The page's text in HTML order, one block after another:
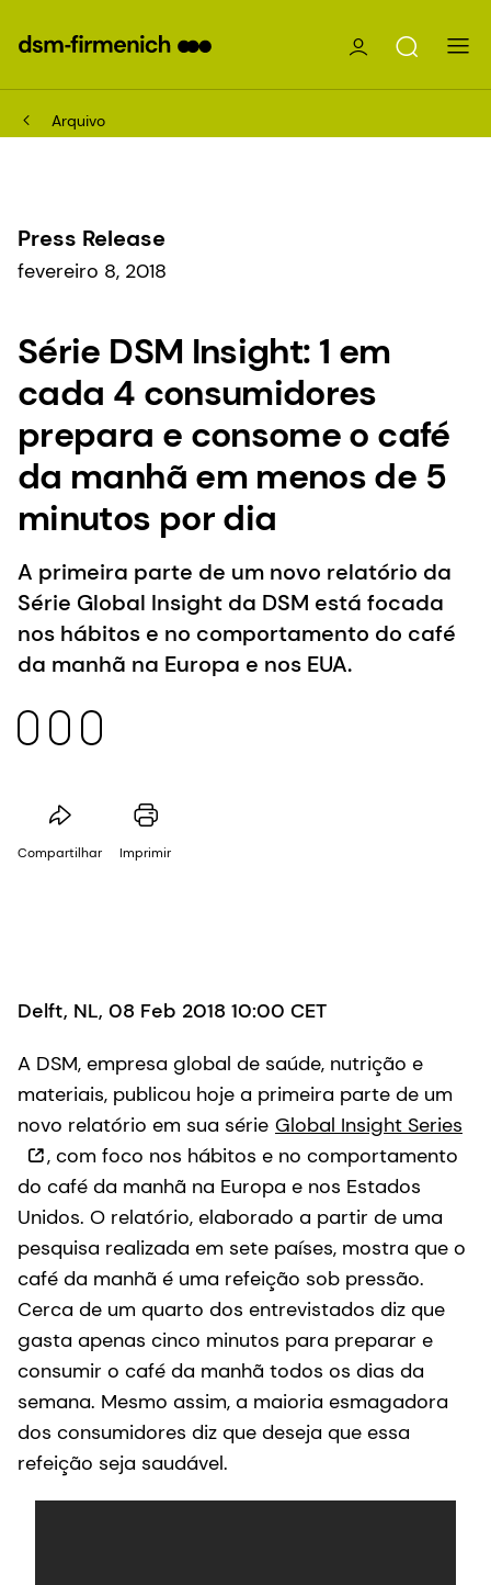
Arquivo
Press Release
fevereiro 8, 2018
Série DSM Insight: 1 em
cada 4 consumidores
prepara e consome o café
da manhã em menos de 5
minutos por dia
A primeira parte de um novo relatório da
Série Global Insight da DSM está focada
nos hábitos e no comportamento do café
da manhã na Europa e nos EUA.
Compartilhar Imprimir
Delft, NL, 08 Feb 2018 10:00 CET
A DSM, empresa global de saúde, nutrição e
materiais, publicou hoje a primeira parte de um
novo relatório em sua série Global Insight Series
, com foco nos hábitos e no comportamento
do café da manhã na Europa e nos Estados
Unidos. O relatório, elaborado a partir de uma
pesquisa realizada em sete países, mostra que o
café da manhã é uma refeição sob pressão.
Cerca de um quarto dos entrevistados diz que
gasta apenas cinco minutos para preparar e
consumir o café da manhã todos os dias da
semana. Mesmo assim, a maioria esmagadora
dos consumidores diz que deseja que essa
refeição seja saudável.